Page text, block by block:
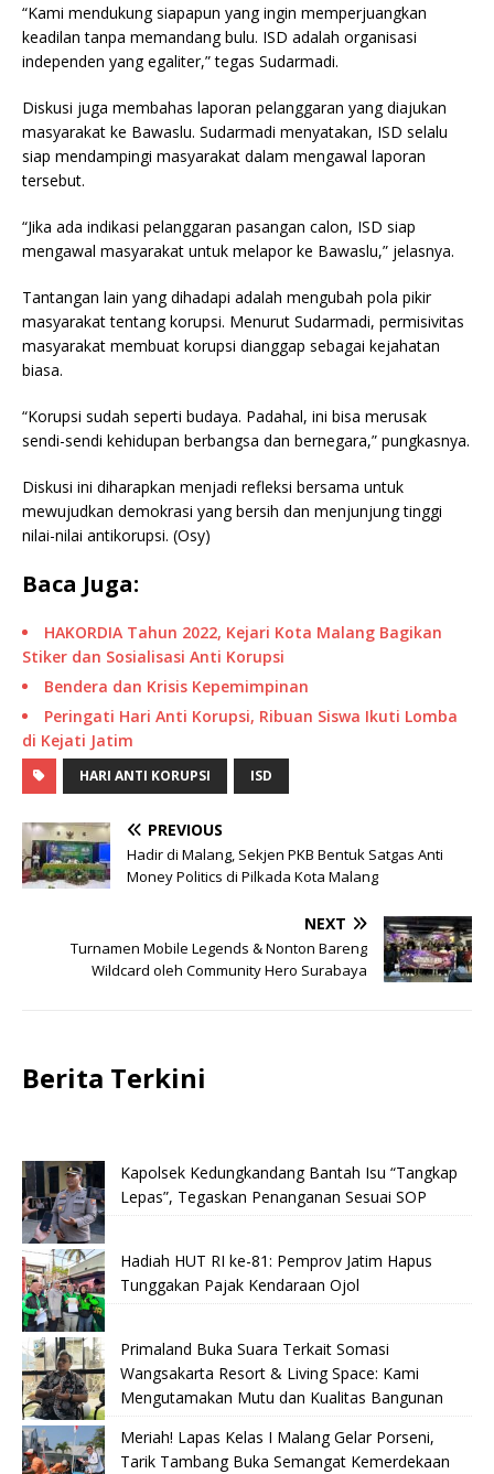
“Kami mendukung siapapun yang ingin memperjuangkan
keadilan tanpa memandang bulu. ISD adalah organisasi
independen yang egaliter,” tegas Sudarmadi.
Diskusi juga membahas laporan pelanggaran yang diajukan
masyarakat ke Bawaslu. Sudarmadi menyatakan, ISD selalu
siap mendampingi masyarakat dalam mengawal laporan
tersebut.
“Jika ada indikasi pelanggaran pasangan calon, ISD siap
mengawal masyarakat untuk melapor ke Bawaslu,” jelasnya.
Tantangan lain yang dihadapi adalah mengubah pola pikir
masyarakat tentang korupsi. Menurut Sudarmadi, permisivitas
masyarakat membuat korupsi dianggap sebagai kejahatan
biasa.
“Korupsi sudah seperti budaya. Padahal, ini bisa merusak
sendi-sendi kehidupan berbangsa dan bernegara,” pungkasnya.
Diskusi ini diharapkan menjadi refleksi bersama untuk
mewujudkan demokrasi yang bersih dan menjunjung tinggi
nilai-nilai antikorupsi. (Osy)
Baca Juga:
HAKORDIA Tahun 2022, Kejari Kota Malang Bagikan
Stiker dan Sosialisasi Anti Korupsi
Bendera dan Krisis Kepemimpinan
Peringati Hari Anti Korupsi, Ribuan Siswa Ikuti Lomba
di Kejati Jatim
HARI ANTI KORUPSI ISD
PREVIOUS
Hadir di Malang, Sekjen PKB Bentuk Satgas Anti
Money Politics di Pilkada Kota Malang
NEXT
Turnamen Mobile Legends & Nonton Bareng
Wildcard oleh Community Hero Surabaya
Berita Terkini
Kapolsek Kedungkandang Bantah Isu “Tangkap
Lepas”, Tegaskan Penanganan Sesuai SOP
Hadiah HUT RI ke-81: Pemprov Jatim Hapus
Tunggakan Pajak Kendaraan Ojol
Primaland Buka Suara Terkait Somasi
Wangsakarta Resort & Living Space: Kami
Mengutamakan Mutu dan Kualitas Bangunan
Meriah! Lapas Kelas I Malang Gelar Porseni,
Tarik Tambang Buka Semangat Kemerdekaan